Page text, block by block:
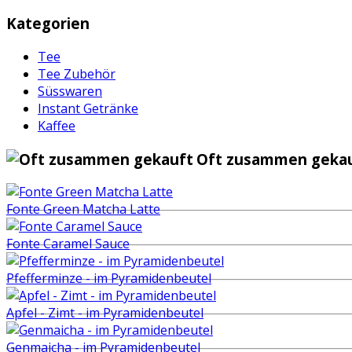
Kategorien
Tee
Tee Zubehör
Süsswaren
Instant Getränke
Kaffee
Oft zusammen
Fonte Green Matcha Latte
Fonte Caramel Sauce
Pfefferminze - im Pyramidenbeutel
Apfel - Zimt - im Pyramidenbeutel
Genmaicha - im Pyramidenbeutel